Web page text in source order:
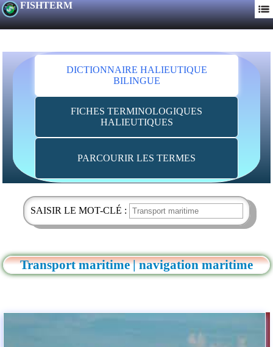
FISHTERM
DICTIONNAIRE HALIEUTIQUE
BILINGUE
FICHES TERMINOLOGIQUES
HALIEUTIQUES
PARCOURIR LES TERMES
SAISIR LE MOT-CLÉ :
Transport maritime | navigation maritime